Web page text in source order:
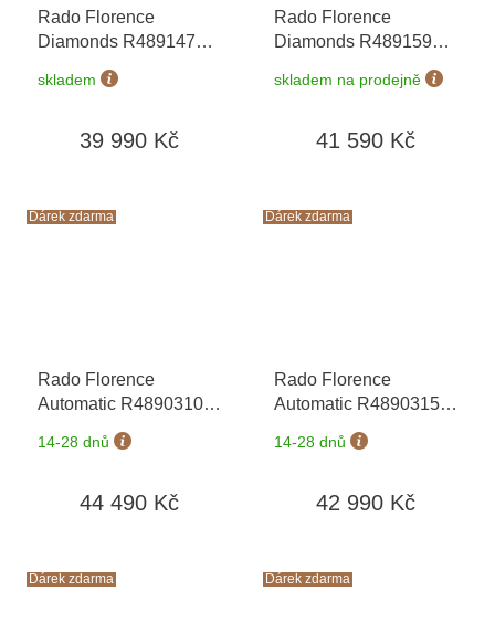
Rado Florence
Diamonds R48914713
+ záruka 5 let +
zkrácení řemínku
hodinky Friedrich
skladem
39 990 Kč
Rado Florence
Diamonds R48915903
zkrácení řemínku
hodinky Friedrich
skladem na prodejně
41 590 Kč
Dárek zdarma
Rado Florence
Automatic R48903103
+ záruka 5 let +
zkrácení řemínku
hodinky Friedrich
14-28 dnů
44 490 Kč
Dárek zdarma
Rado Florence
Automatic R48903153
+ záruka 5 let +
zkrácení řemínku
hodinky Friedrich
14-28 dnů
42 990 Kč
Dárek zdarma Dárek zdarma